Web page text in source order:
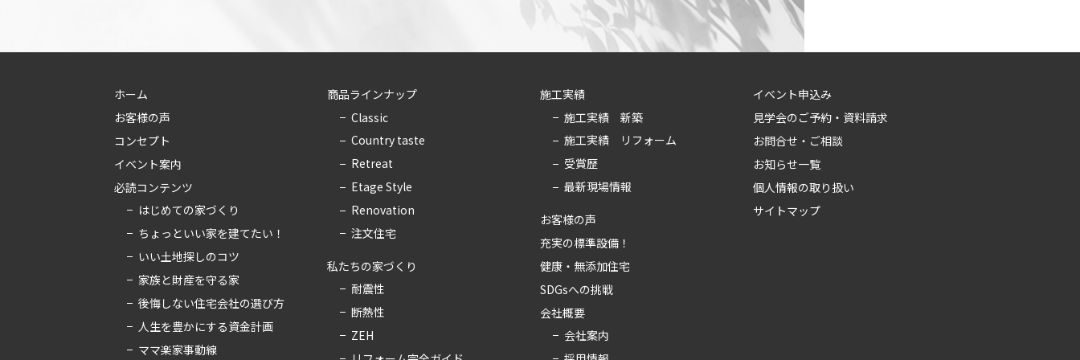
ホーム
お客様の声
コンセプト
イベント案内
必読コンテンツ
はじめての家づくり
ちょっといい家を建てたい！
いい土地探しのコツ
家族と財産を守る家
後悔しない住宅会社の選び方
人生を豊かにする資金計画
ママ楽家事動線
商品ラインナップ
Classic
Country taste
Retreat
Etage Style
Renovation
注文住宅
私たちの家づくり
耐震性
断熱性
ZEH
施工実績
施工実績 新築
施工実績 リフォーム
受賞歴
最新現場情報
お客様の声
充実の標準設備！
健康・無添加住宅
SDGsへの挑戦
会社概要
会社案内
イベント申込み
見学会のご予約・資料請求
お問合せ・ご相談
お知らせ一覧
個人情報の取り扱い
サイトマップ